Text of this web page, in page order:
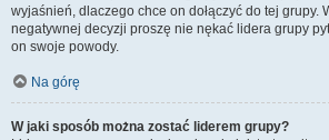
wyjaśnień, dlaczego chce on dołączyć do tej grupy.
negatywnej decyzji proszę nie nękać lidera grupy
on swoje powody.
Na górę
W jaki sposób można zostać liderem grupy?